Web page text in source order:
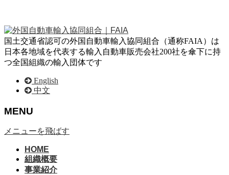
国土交通省認可の外国自動車輸入協同組合（通称FAIA）は
日本各地域を代表する輸入自動車販売会社200社を傘下に持
つ全国組織の輸入団体です
English
中文
MENU
メニューを飛ばす
HOME
組織概要
事業紹介